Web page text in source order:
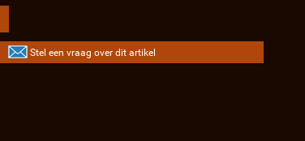
Stel een vraag over dit artikel